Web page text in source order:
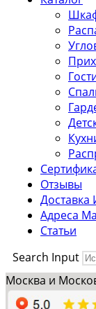
Отзывы
Доставка
Адреса
Статьи
Search Input
Москва и